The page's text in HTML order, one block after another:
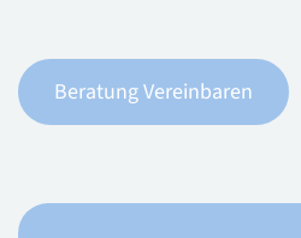
Beratung Vereinbaren